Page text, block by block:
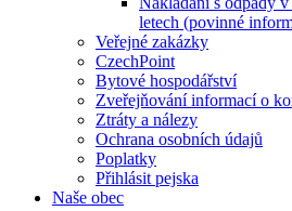
letech (povinné
Veřejné zakázky
CzechPoint
Bytové hospodářství
Zveřejňování informací o
Ztráty a nálezy
Ochrana osobních údajů
Poplatky
Přihlásit pejska
Naše obec